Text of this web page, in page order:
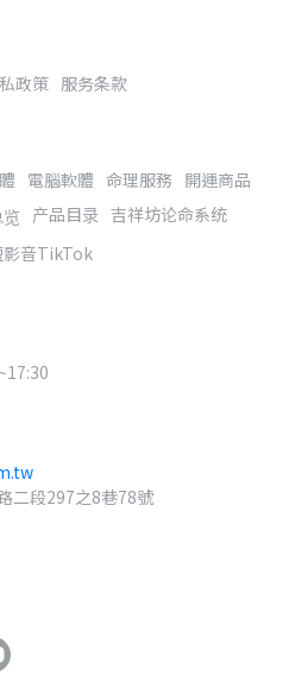
政策 服务条款
電腦軟體 命理服務 開運商品
产品目录 吉祥坊论命系统
影音TikTok
二段297之8巷78號